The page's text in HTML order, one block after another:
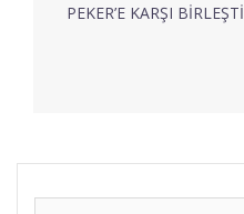
PEKER’E KARŞI BİRLEŞTİ